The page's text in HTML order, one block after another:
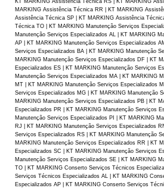
MARKING Assistência Técnica RR | KT MARKING
Assistência Técnica SP | KT MARKING Assistência
Técnica TO | KT MARKING Manutenção Serviços
Manutenção Serviços Especializados AL | KT MARKING
AP | KT MARKING Manutenção Serviços Especializados
Serviços Especializados BA | KT MARKING Manutenção
MARKING Manutenção Serviços Especializados DF | KT
Especializados ES | KT MARKING Manutenção Serviços
Manutenção Serviços Especializados MA | KT MARKING
MT | KT MARKING Manutenção Serviços Especializados
Serviços Especializados MG | KT MARKING Manutenção
MARKING Manutenção Serviços Especializados PB | KT
Especializados PR | KT MARKING Manutenção Serviços
Manutenção Serviços Especializados PI | KT MARKING
RJ | KT MARKING Manutenção Serviços Especializados
Serviços Especializados RS | KT MARKING Manutenção
MARKING Manutenção Serviços Especializados RR | KT
Especializados SC | KT MARKING Manutenção Serviços
Manutenção Serviços Especializados SE | KT MARKING
TO | KT MARKING Conserto Serviços Técnicos
Serviços Técnicos Especializados AL | KT MARKING
Especializados AP | KT MARKING Conserto Serviços